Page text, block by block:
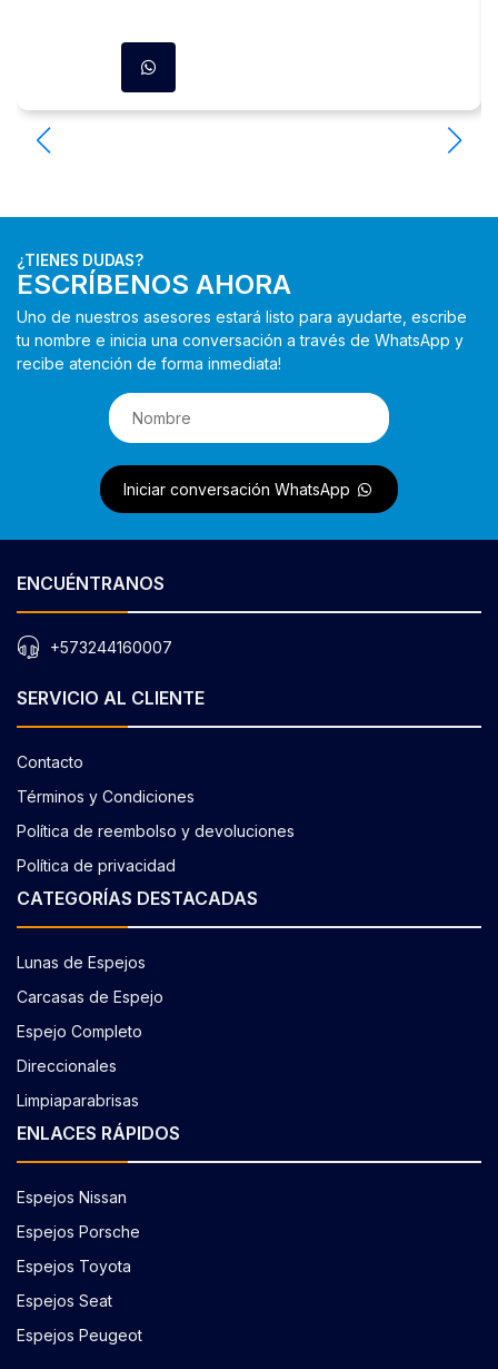
¿TIENES DUDAS?
ESCRÍBENOS AHORA
Uno de nuestros asesores estará listo para ayudarte, escribe
tu nombre e inicia una conversación a través de WhatsApp y
recibe atención de forma inmediata!
Iniciar conversación WhatsApp
ENCUÉNTRANOS
+573244160007
SERVICIO AL CLIENTE
Contacto
Términos y Condiciones
Política de reembolso y devoluciones
Política de privacidad
CATEGORÍAS DESTACADAS
Lunas de Espejos
Carcasas de Espejo
Espejo Completo
Direccionales
Limpiaparabrisas
ENLACES RÁPIDOS
Espejos Nissan
Espejos Porsche
Espejos Toyota
Espejos Seat
Espejos Peugeot